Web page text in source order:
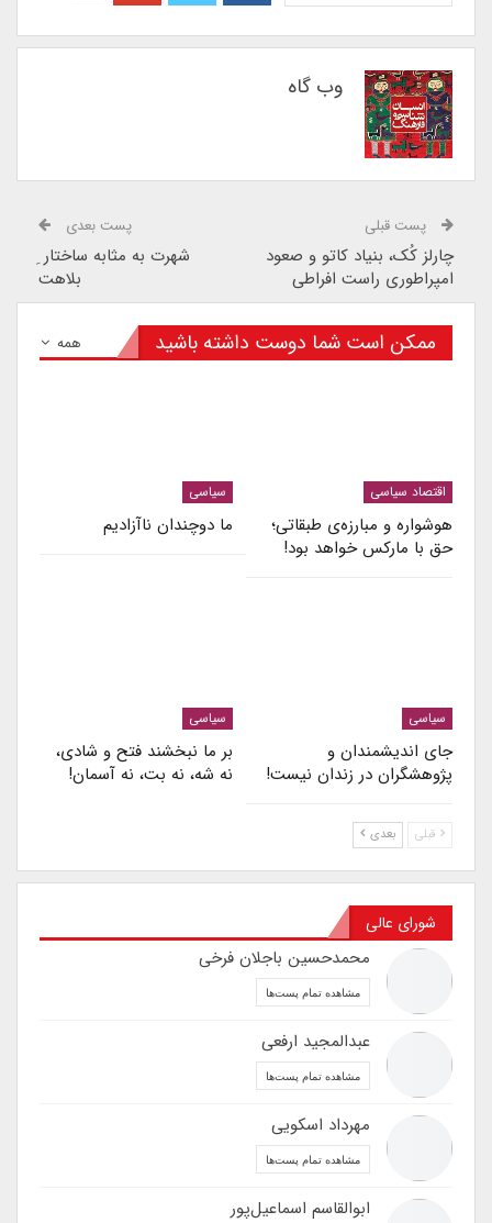
وب گاه
پست قبلی
چارلز کُک، بنیاد کاتو و صعود
امپراطوری راست افراطی
پست بعدی
شهرت به مثابه ساختار ِ
بلاهت
همه ممکن است شما دوست داشته باشید
اقتصاد سیاسی
هوشواره و مبارزه‌ی طبقاتی؛
حق با مارکس خواهد بود!
سیاسی
ما دوچندان ناآزادیم
سیاسی
جای اندیشمندان و
پژوهشگران در زندان نیست!
سیاسی
بر ما نبخشند فتح و شادی،
نه شه، نه بت، نه آسمان!
قبلی بعدی
شورای عالی
محمدحسین باجلان فرخی
مشاهده تمام پست‌ها
عبدالمجید ارفعی
مشاهده تمام پست‌ها
مهرداد اسکویی
مشاهده تمام پست‌ها
ابوالقاسم اسماعیل‌پور